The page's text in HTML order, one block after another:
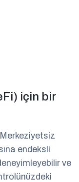
için bir
endeksli
ve